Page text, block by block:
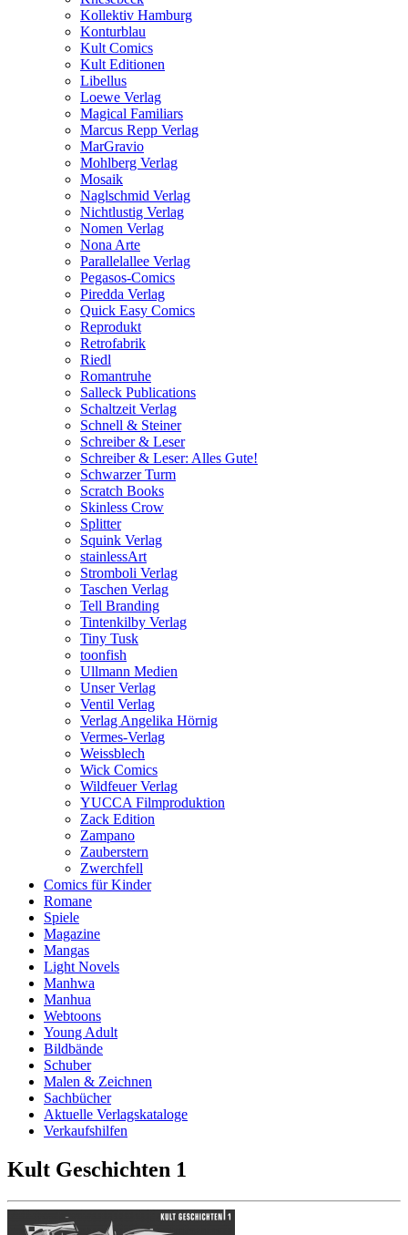
Kollektiv Hamburg
Konturblau
Kult Comics
Kult Editionen
Libellus
Loewe Verlag
Magical Familiars
Marcus Repp Verlag
MarGravio
Mohlberg Verlag
Mosaik
Naglschmid Verlag
Nichtlustig Verlag
Nomen Verlag
Nona Arte
Parallelallee Verlag
Pegasos-Comics
Piredda Verlag
Quick Easy Comics
Reprodukt
Retrofabrik
Riedl
Romantruhe
Salleck Publications
Schaltzeit Verlag
Schnell & Steiner
Schreiber & Leser
Schreiber & Leser: Alles Gute!
Schwarzer Turm
Scratch Books
Skinless Crow
Splitter
Squink Verlag
stainlessArt
Stromboli Verlag
Taschen Verlag
Tell Branding
Tintenkilby Verlag
Tiny Tusk
toonfish
Ullmann Medien
Unser Verlag
Ventil Verlag
Verlag Angelika Hörnig
Vermes-Verlag
Weissblech
Wick Comics
Wildfeuer Verlag
YUCCA Filmproduktion
Zack Edition
Zampano
Zauberstern
Zwerchfell
Comics für Kinder
Romane
Spiele
Magazine
Mangas
Light Novels
Manhwa
Manhua
Webtoons
Young Adult
Bildbände
Schuber
Malen & Zeichnen
Sachbücher
Aktuelle Verlagskataloge
Verkaufshilfen
Kult Geschichten 1